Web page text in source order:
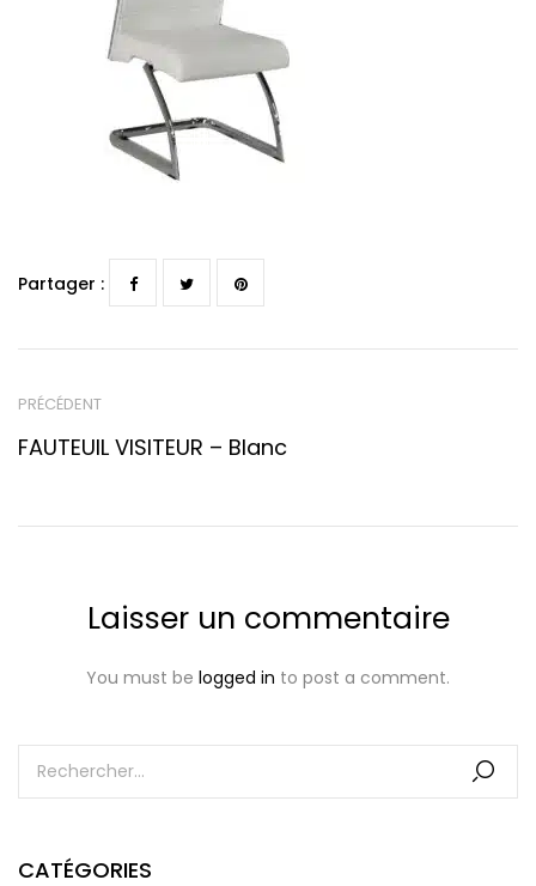
CATÉGORIES
Partager :
PRÉCÉDENT
FAUTEUIL VISITEUR – Blanc
Laisser un commentaire
You must be logged in to post a comment.